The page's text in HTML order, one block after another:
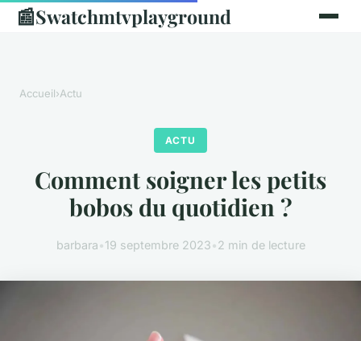
📰Swatchmtvplayground
Accueil›Actu
ACTU
Comment soigner les petits
bobos du quotidien ?
barbara•19 septembre 2023•2 min de lecture